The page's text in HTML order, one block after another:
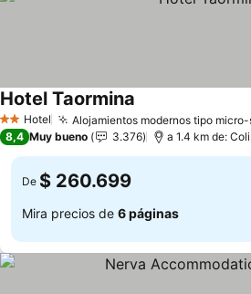
2 Estrellas
Hotel Alojamientos modernos tipo
Hotel Taormina
8,4 Muy bueno 3.376 a 1.4 km de:
De $ 260.699
Mira precios de 6 páginas